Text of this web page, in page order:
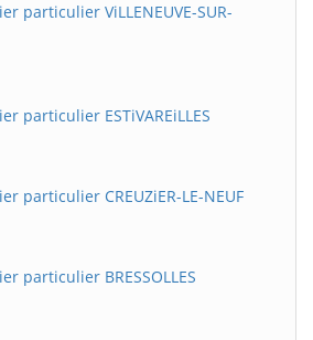
particulier ViLLENEUVE-SUR-
particulier ESTiVAREiLLES
particulier CREUZiER-LE-NEUF
particulier BRESSOLLES